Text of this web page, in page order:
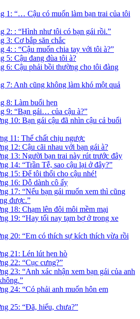
1: “… Cậu có muốn làm bạn trai của tôi
2: : “Hình như tôi có bạn gái rồi.”
3: Cơ bắp săn chắc
4: : “Cậu muốn chia tay với tôi à?”
5: Cậu đang đùa tôi à?
6: Cậu phải bồi thường cho tôi đàng
7: Anh cũng không làm khó một quả
8: Làm buổi hẹn
9: “Bạn gái… của cậu à?”
10: Bạn gái cậu đã nhìn cậu cả buổi
11: Thể chất chịu ngược
12: Cậu cãi nhau với bạn gái à?
13: Người bạn trai này rút trước đây
14: “Trần Tễ, sao cậu lại ở đây?”
15: Để tôi thổi cho cậu nhé!
16: Dỗ dành cô ấy
17: “Nếu bạn gái muốn xem thì cũng
được.”
18: Chạm lên đôi môi mềm mại
19: “Hay tối nay tạm bợ ở trong xe
20: “Em có thích sự kích thích vừa rồi
21: Lén lút hẹn hò
22: “Cục cưng?”
23: “Anh xác nhận xem bạn gái của anh
24: “Có phải anh muốn hôn em
25: “Đã, hiểu, chưa?”